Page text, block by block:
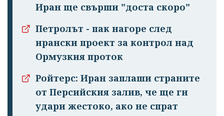
Иран ще свърши "доста скоро"
Петролът - пак нагоре след
ирански проект за контрол над
Ормузкия проток
Ройтерс: Иран заплаши страните
от Персийския залив, че ще ги
удари жестоко, ако не спрат